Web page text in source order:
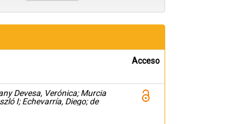
Acceso
Devesa, Verónica; Murcia
I; Echevarría, Diego; de
Pérez, Salvador; Csillag,